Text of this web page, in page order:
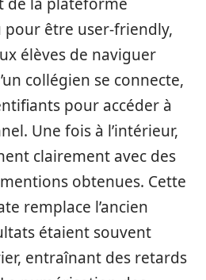
pour être user-friendly,
élèves de naviguer
collégien se connecte,
pour accéder à
Une fois à l’intérieur,
clairement avec des
obtenues. Cette
remplace l’ancien
étaient souvent
entraînant des retards